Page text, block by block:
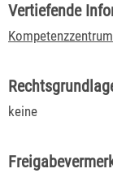
Vertiefende
keine